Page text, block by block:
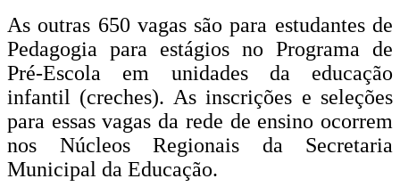
As outras 650 vagas são para estudantes de
Pedagogia para estágios no Programa de
Pré-Escola em unidades da educação
infantil (creches). As inscrições e seleções
para essas vagas da rede de ensino ocorrem
nos Núcleos Regionais da Secretaria
Municipal da Educação.